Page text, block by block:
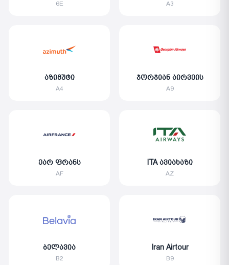
6E A3
აზიმუტი
A4
ჯორჯიან აირვეის
A9
ეარ ფრანს
AF
ITA ავიახაზი
AZ
ბელავია
B2
Iran Airtour
B9